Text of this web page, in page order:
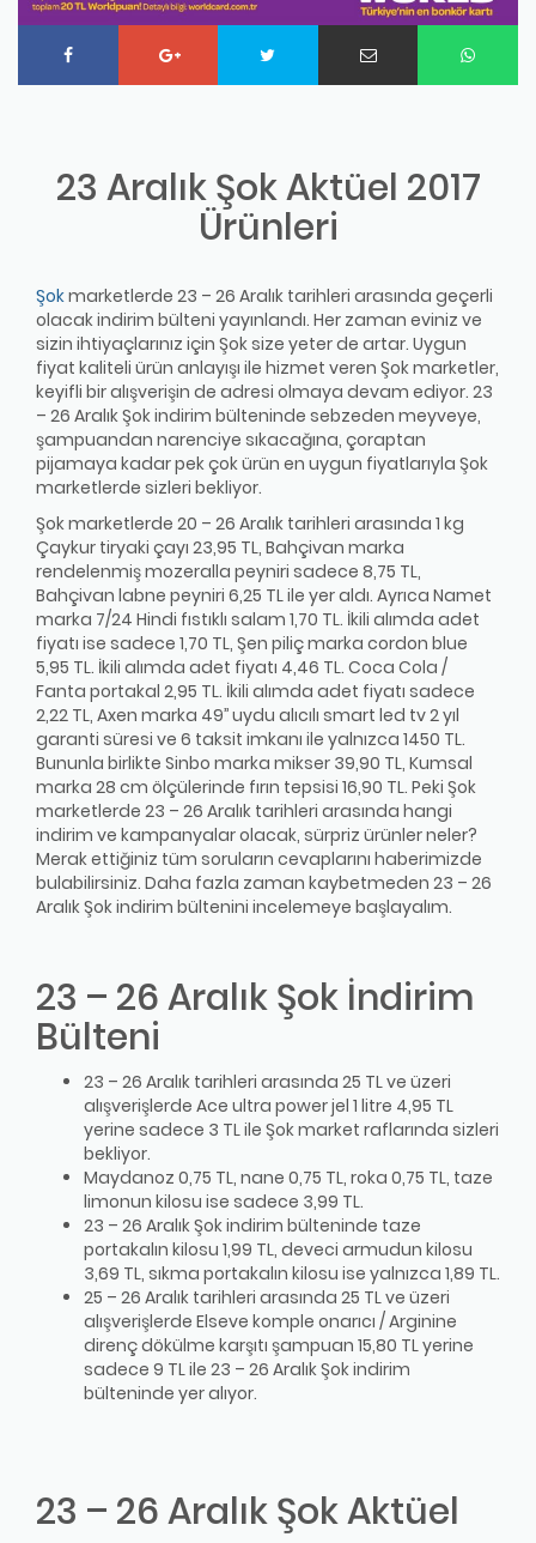
23 Aralık Şok Aktüel 2017
Ürünleri
Şokmarketlerde 23 – 26 Aralık tarihleri arasında geçerli
olacak indirim bülteni yayınlandı. Her zaman eviniz ve
sizin ihtiyaçlarınız için Şok size yeter de artar. Uygun
fiyat kaliteli ürün anlayışı ile hizmet veren Şok marketler,
keyifli bir alışverişin de adresi olmaya devam ediyor. 23
– 26 Aralık Şok indirim bülteninde sebzeden meyveye,
şampuandan narenciye sıkacağına, çoraptan
pijamaya kadar pek çok ürün en uygun fiyatlarıyla Şok
marketlerde sizleri bekliyor.
Şok marketlerde 20 – 26 Aralık tarihleri arasında 1 kg
Çaykur tiryaki çayı 23,95 TL, Bahçivan marka
rendelenmiş mozeralla peyniri sadece 8,75 TL,
Bahçivan labne peyniri 6,25 TL ile yer aldı. Ayrıca Namet
marka 7/24 Hindi fıstıklı salam 1,70 TL. İkili alımda adet
fiyatı ise sadece 1,70 TL, Şen piliç marka cordon blue
5,95 TL. İkili alımda adet fiyatı 4,46 TL. Coca Cola /
Fanta portakal 2,95 TL. İkili alımda adet fiyatı sadece
2,22 TL, Axen marka 49’’ uydu alıcılı smart led tv 2 yıl
garanti süresi ve 6 taksit imkanı ile yalnızca 1450 TL.
Bununla birlikte Sinbo marka mikser 39,90 TL, Kumsal
marka 28 cm ölçülerinde fırın tepsisi 16,90 TL. Peki Şok
marketlerde 23 – 26 Aralık tarihleri arasında hangi
indirim ve kampanyalar olacak, sürpriz ürünler neler?
Merak ettiğiniz tüm soruların cevaplarını haberimizde
bulabilirsiniz. Daha fazla zaman kaybetmeden 23 – 26
Aralık Şok indirim bültenini incelemeye başlayalım.
23 – 26 Aralık Şok İndirim
Bülteni
23 – 26 Aralık tarihleri arasında 25 TL ve üzeri
alışverişlerde Ace ultra power jel 1 litre 4,95 TL
yerine sadece 3 TL ile Şok market raflarında sizleri
bekliyor.
Maydanoz 0,75 TL, nane 0,75 TL, roka 0,75 TL, taze
limonun kilosu ise sadece 3,99 TL.
23 – 26 Aralık Şok indirim bülteninde taze
portakalın kilosu 1,99 TL, deveci armudun kilosu
3,69 TL, sıkma portakalın kilosu ise yalnızca 1,89 TL.
25 – 26 Aralık tarihleri arasında 25 TL ve üzeri
alışverişlerde Elseve komple onarıcı / Arginine
direnç dökülme karşıtı şampuan 15,80 TL yerine
sadece 9 TL ile 23 – 26 Aralık Şok indirim
bülteninde yer alıyor.
23 – 26 Aralık Şok Aktüel